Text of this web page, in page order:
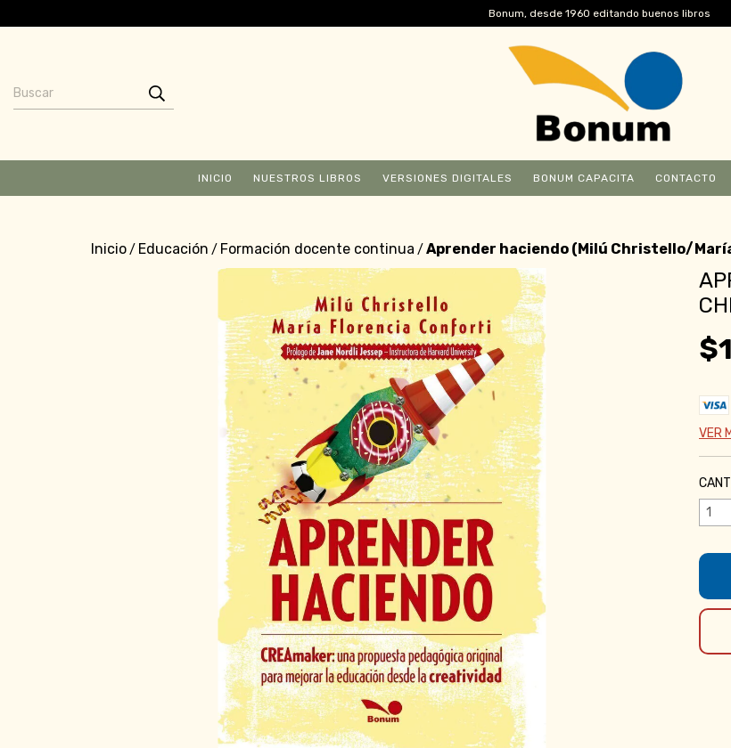
Bonum, desde 1960 editando buenos libros
INICIO NUESTROS LIBROS VERSIONES DIGITALES BONUM CAPACITA CONTACTO
Inicio/ Educación / Formación docente continua / Aprender haciendo (Milú Christello/
VER